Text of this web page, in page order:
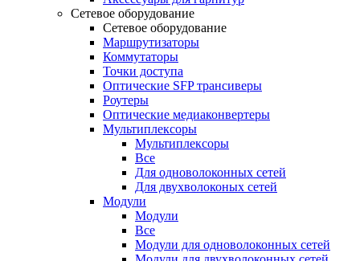
Сетевое оборудование
Сетевое оборудование
Маршрутизаторы
Коммутаторы
Точки доступа
Оптические SFP трансиверы
Роутеры
Оптические медиаконвертеры
Мультиплексоры
Мультиплексоры
Все
Для одноволоконных сетей
Для двухволоконых сетей
Модули
Модули
Все
Модули для одноволоконных сетей